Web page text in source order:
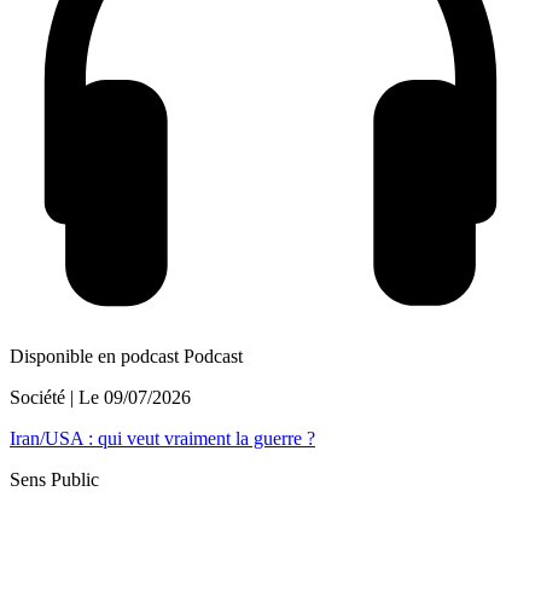
Disponible en podcast Podcast
Société | Le 09/07/2026
Iran/USA : qui veut vraiment la guerre ?
Sens Public